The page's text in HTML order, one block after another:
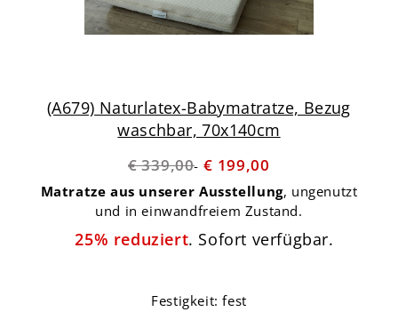
(A679) Naturlatex-Babymatratze, Bezug
waschbar, 70x140cm
€ 339,00 € 199,00
Matratze aus unserer Ausstellung, ungenutzt
und in einwandfreiem Zustand.
25% reduziert. Sofort verfügbar.
Festigkeit: fest